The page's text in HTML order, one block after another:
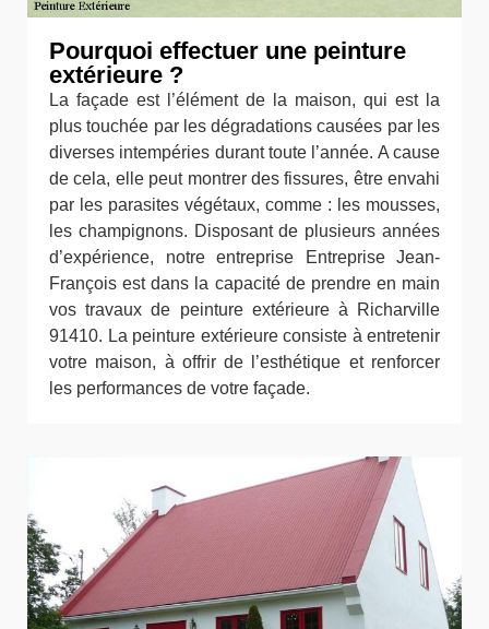
Pourquoi effectuer une peinture
extérieure ?
La façade est l’élément de la maison, qui est la
plus touchée par les dégradations causées par les
diverses intempéries durant toute l’année. A cause
de cela, elle peut montrer des fissures, être envahi
par les parasites végétaux, comme : les mousses,
les champignons. Disposant de plusieurs années
d’expérience, notre entreprise Entreprise Jean-
François est dans la capacité de prendre en main
vos travaux de peinture extérieure à Richarville
91410. La peinture extérieure consiste à entretenir
votre maison, à offrir de l’esthétique et renforcer
les performances de votre façade.